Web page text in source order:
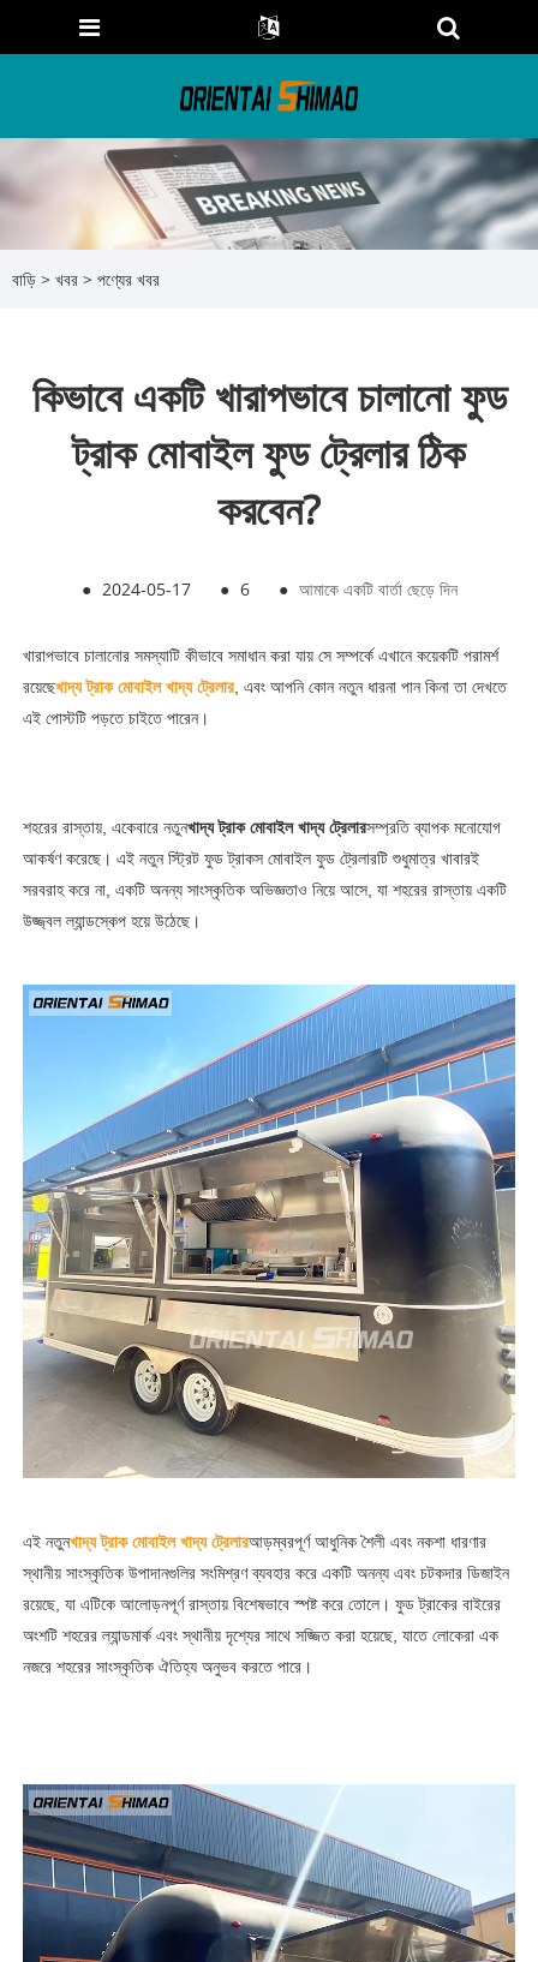
বাড়ি > খবর > পণ্যের খবর
কিভাবে একটি খারাপভাবে চালানো ফুড
ট্রাক মোবাইল ফুড ট্রেলার ঠিক
করবেন?
● 2024-05-17 ● 6 ● আমাকে একটি বার্তা ছেড়ে দিন
খারাপভাবে চালানোর সমস্যাটি কীভাবে সমাধান করা যায় সে সম্পর্কে এখানে কয়েকটি পরামর্শ
রয়েছেখাদ্য ট্রাক মোবাইল খাদ্য ট্রেলার, এবং আপনি কোন নতুন ধারনা পান কিনা তা দেখতে
এই পোস্টটি পড়তে চাইতে পারেন।
শহরের রাস্তায়, একেবারে নতুনখাদ্য ট্রাক মোবাইল খাদ্য ট্রেলারসম্প্রতি ব্যাপক মনোযোগ
আকর্ষণ করেছে। এই নতুন স্ট্রিট ফুড ট্রাকস মোবাইল ফুড ট্রেলারটি শুধুমাত্র খাবারই
সরবরাহ করে না, একটি অনন্য সাংস্কৃতিক অভিজ্ঞতাও নিয়ে আসে, যা শহরের রাস্তায় একটি
উজ্জ্বল ল্যান্ডস্কেপ হয়ে উঠেছে।
এই নতুনখাদ্য ট্রাক মোবাইল খাদ্য ট্রেলারআড়ম্বরপূর্ণ আধুনিক শৈলী এবং নকশা ধারণার
স্থানীয় সাংস্কৃতিক উপাদানগুলির সংমিশ্রণ ব্যবহার করে একটি অনন্য এবং চটকদার ডিজাইন
রয়েছে, যা এটিকে আলোড়নপূর্ণ রাস্তায় বিশেষভাবে স্পষ্ট করে তোলে। ফুড ট্রাকের বাইরের
অংশটি শহরের ল্যান্ডমার্ক এবং স্থানীয় দৃশ্যের সাথে সজ্জিত করা হয়েছে, যাতে লোকেরা এক
নজরে শহরের সাংস্কৃতিক ঐতিহ্য অনুভব করতে পারে।